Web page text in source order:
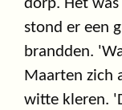
dorp. Het
stond er een
brandden.
Maarten zich
witte kleren.